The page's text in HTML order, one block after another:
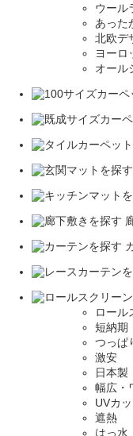
ウール
あった
北欧デ
ヨーロ
オール
ロール
短納期
つっぱ
激安
日本製
幅広・
UVカッ
遮熱
はっ水